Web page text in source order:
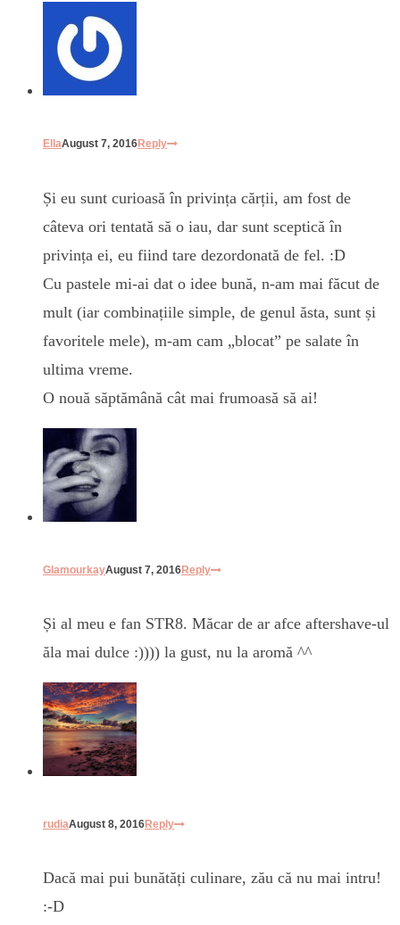
EllaAugust 7, 2016Reply
Și eu sunt curioasă în privința cărții, am fost de
câteva ori tentată să o iau, dar sunt sceptică în
privința ei, eu fiind tare dezordonată de fel. :D
Cu pastele mi-ai dat o idee bună, n-am mai făcut de
mult (iar combinațiile simple, de genul ăsta, sunt și
favoritele mele), m-am cam „blocat” pe salate în
ultima vreme.
O nouă săptămână cât mai frumoasă să ai!
GlamourkayAugust 7, 2016Reply
Și al meu e fan STR8. Măcar de ar afce aftershave-ul
ăla mai dulce :)))) la gust, nu la aromă ^^
rudiaAugust 8, 2016Reply
Dacă mai pui bunătăți culinare, zău că nu mai intru!
:-D